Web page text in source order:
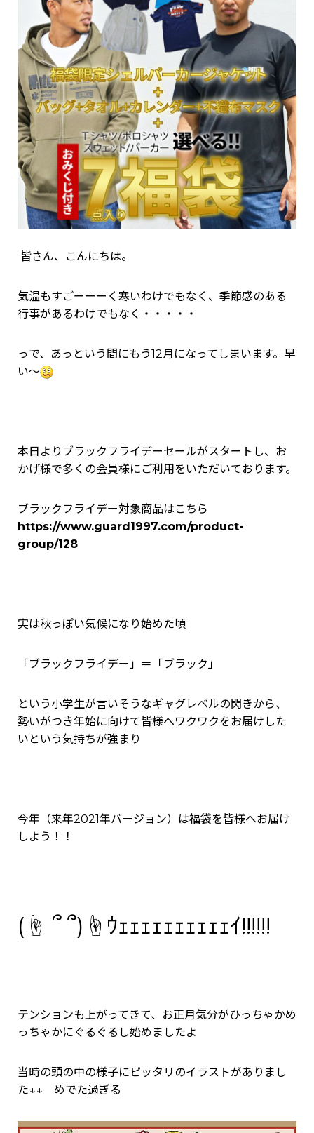
皆さん、こんにちは。
気温もすごーーーく寒いわけでもなく、季節感のある
行事があるわけでもなく・・・・・
っで、あっという間にもう12月になってしまいます。早
い～
本日よりブラックフライデーセールがスタートし、お
かげ様で多くの会員様にご利用をいただいております。
ブラックフライデー対象商品はこちら
https://www.guard1997.com/product-
group/128
実は秋っぽい気候になり始めた頃
「ブラックフライデー」＝「ブラック」
という小学生が言いそうなギャグレベルの閃きから、
勢いがつき年始に向けて皆様へワクワクをお届けした
いという気持ちが強まり
今年（来年2021年バージョン）は福袋を皆様へお届け
しよう！！
(☝ ՞ ՞)☝ｳｪｪｪｪｪｪｪｪｪｪｲ!!!!!!
テンションも上がってきて、お正月気分がひっちゃかめ
っちゃかにぐるぐるし始めましたよ
当時の頭の中の様子にピッタリのイラストがありまし
た↓↓ めでた過ぎる